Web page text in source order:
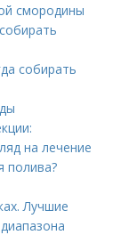
смородины
собирать
на лечение
полива?
Лучшие